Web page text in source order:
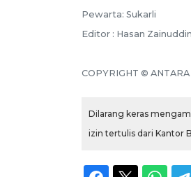
Pewarta: Sukarli
Editor : Hasan Zainuddin
COPYRIGHT ©
Dilarang keras
izin tertulis dari Kantor